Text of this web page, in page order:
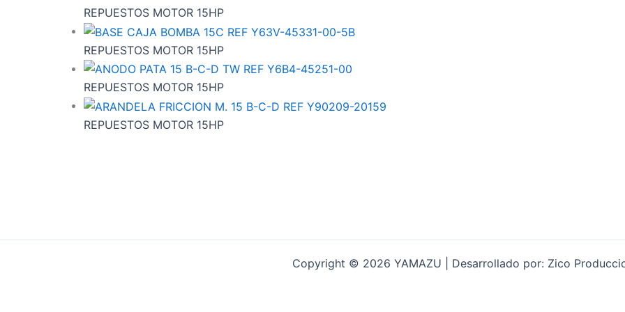
REPUESTOS MOTOR 15HP
REPUESTOS MOTOR 15HP
REPUESTOS MOTOR 15HP
REPUESTOS MOTOR 15HP
Copyright © 2026 YAMAZU | Desarrollado por: Zico